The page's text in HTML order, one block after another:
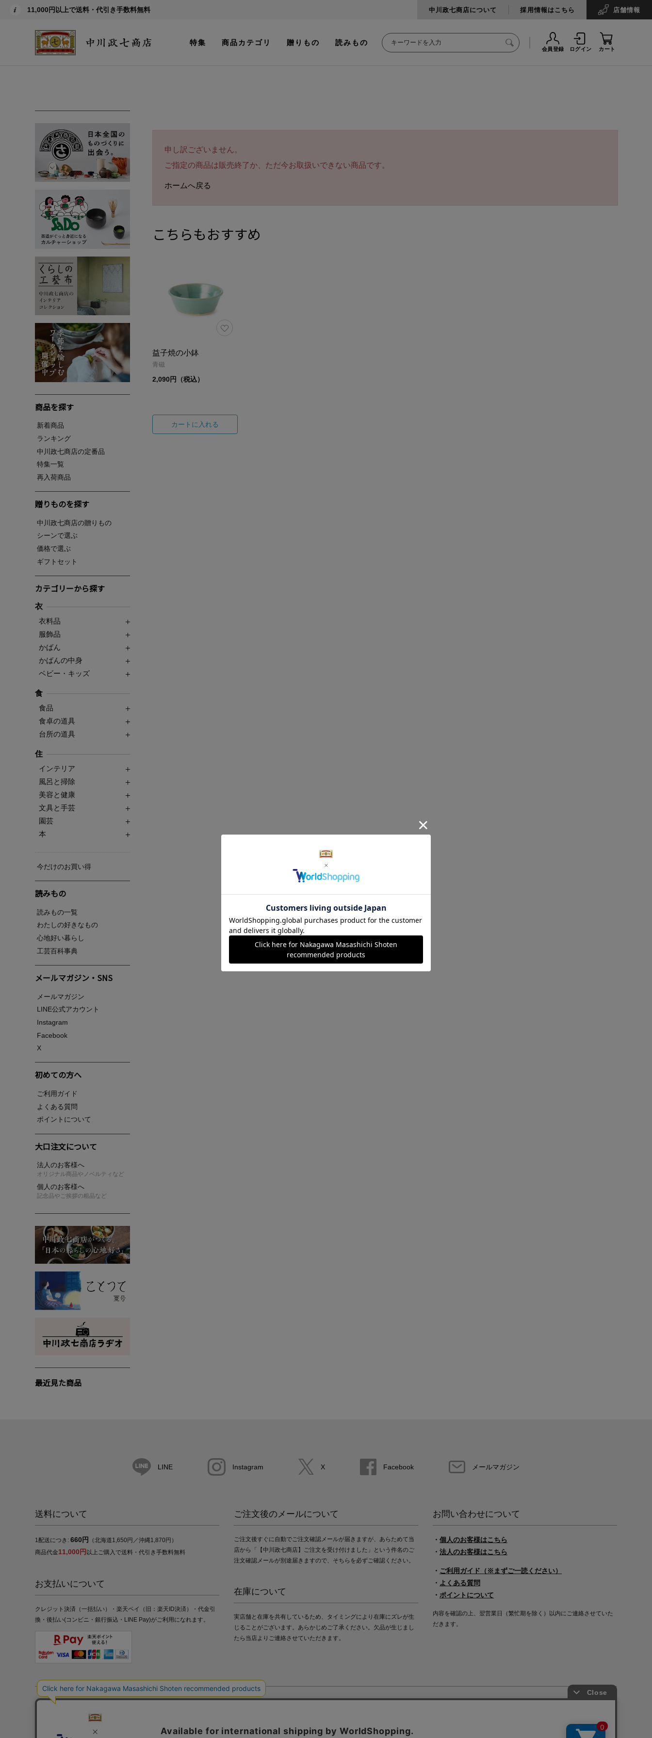
11,000円以上で送料・代引き手数料無料 中川政七商店について 採用情報はこちら 店舗情報
特集 商品カテゴリ 贈りもの 読みもの
会員登録 ログイン カート
商品を探す
新着商品
ランキング
中川政七商店の定番品
特集一覧
再入荷商品
贈りものを探す
中川政七商店の贈りもの
シーンで選ぶ
価格で選ぶ
ギフトセット
カテゴリーから探す
衣
衣料品
服飾品
かばん
かばんの中身
ベビー・キッズ
食
食品
食卓の道具
台所の道具
住
インテリア
風呂と掃除
美容と健康
文具と手芸
園芸
本
今だけのお買い得
読みもの
読みもの一覧
わたしの好きなもの
心地好い暮らし
工芸百科事典
メールマガジン・SNS
メールマガジン
LINE公式アカウント
Instagram
Facebook
X
初めての方へ
ご利用ガイド
よくある質問
ポイントについて
大口注文について
法人のお客様へ
オリジナル商品やノベルティなど
個人のお客様へ
記念品やご挨拶の粗品など
最近見た商品
申し訳ございません。
ご指定の商品は販売終了か、ただ今お取扱いできない商品です。
ホームへ戻る
こちらもおすすめ
益子焼の小鉢
青磁
2,090円（税込）
カートに入れる
LINE Instagram X Facebook メールマガジン
送料について
1配送につき: 660円
（北海道1,650円／沖縄1,870円）
商品代金11,000円 以上ご購入で送料・代引き手数料無料
お支払いについて
クレジット決済（一括払い）・楽天ペイ（旧：楽天ID決済）・代金引
換・後払い(コンビニ・銀行振込・LINE Pay)がご利用になれます。
ご注文後のメールについて
ご注文後すぐに自動でご注文確認メールが届きますが、あらためて当
店から「【中川政七商店】ご注文を受け付けました」という件名のご
注文確認メールが別途届きますので、そちらを必ずご確認ください。
在庫について
実店舗と在庫を共有しているため、タイミングにより在庫にズレが生
じることがございます。あらかじめご了承ください。欠品が生じまし
たら当店よりご連絡させていただきます。
お問い合わせについて
・ 個人のお客様はこちら
・ 法人のお客様はこちら
・ ご利用ガイド（※まずご一読ください）
・ よくある質問
・ ポイントについて
内容を確認の上、翌営業日（繁忙期を除く）以内にご連絡させていた
だきます。
プライバシーポリシー